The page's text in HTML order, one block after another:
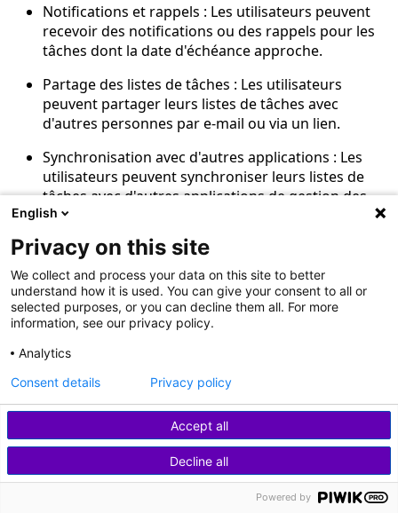
Notifications et rappels : Les utilisateurs peuvent
recevoir des notifications ou des rappels pour les
tâches dont la date d'échéance approche.
Partage des listes de tâches : Les utilisateurs
peuvent partager leurs listes de tâches avec
d'autres personnes par e-mail ou via un lien.
Synchronisation avec d'autres applications : Les
utilisateurs peuvent synchroniser leurs listes de
tâches avec d'autres applications de gestion des
tâches, telles que Google Tasks, Microsoft To-Do ou
Sites web pour s'inspirer
Todoist
Microsoft To-Do
Trello
Any.do
9. Gestionnaire de plantes
d'intérieur
English
Privacy on this site
We collect and process your data on this site to better
understand how it is used. You can give your consent to all or
selected purposes, or you can decline them all. For more
information, see our privacy policy.
Analytics
Accept all
Decline all
Consent details Privacy policy
Powered by